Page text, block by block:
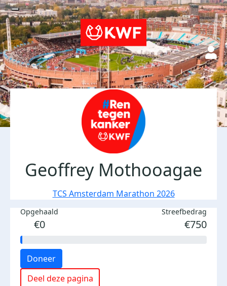
Geoffrey Mothooagae
TCS Amsterdam Marathon 2026
Opgehaald
€0
Streefbedrag
€750
Doneer
Deel deze pagina